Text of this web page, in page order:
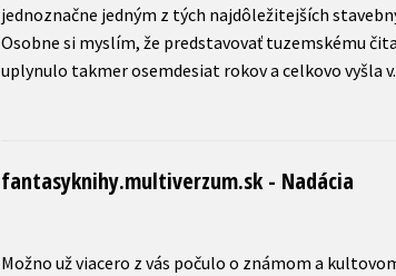
jednoznačne jedným z tých najdôležitejších
Osobne si myslím, že predstavovať tuzemskému
fantasyknihy.multiverzum.sk - Nadácia
Možno už viacero z vás počulo o známom a